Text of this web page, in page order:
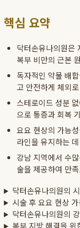
핵심 요약
닥터손유나의원은
복부 비만의 근본
독자적인 약물 배
고 안전하게 체외
스테로이드 성분
으로 통증과 회복
요요 현상의 가능
라인을 유지하는
강남 지역에서 수
술을 제공하여 만
닥터손유나의원의
시술 후 요요 현상
닥터손유나의원의
복부 지방 해결을